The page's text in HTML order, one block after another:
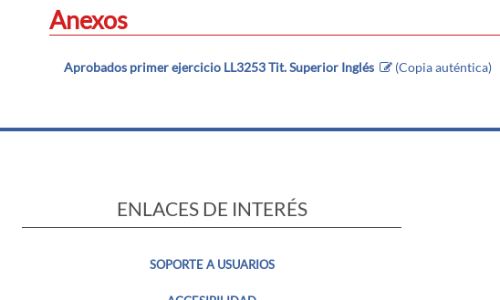
Anexos
Aprobados primer ejercicio LL3253 Tit. Superior Inglés (Copia auténtica)
ENLACES DE INTERÉS
SOPORTE A USUARIOS